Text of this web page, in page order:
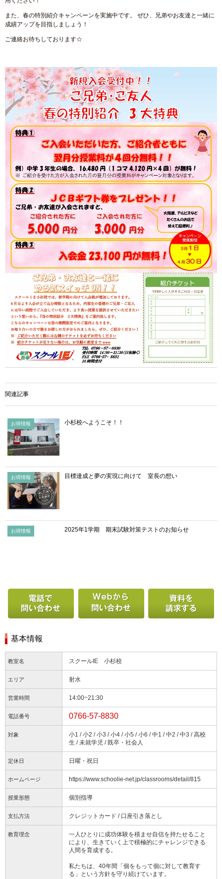
また、春の特別紹介キャンペーンを実施中です。 ぜひ、兄弟やお友達と一緒に
成績アップを目指しましょう！
ご連絡お待ちしております☆
関連記事
お得情報 小杉校へようこそ！！
お得情報 目標達成と夢の実現に向けて 室長の想い
お得情報 2025年1学期 期末試験対策テストのお知らせ
基本情報
教室名 スクールIE 小杉校
エリア 射水
営業時間 14:00~21:30
電話番号 0766-57-8830
対象
小1 / 小2 / 小3 / 小4 / 小5 / 小6 / 中1 / 中2 / 中3 / 高校
生 / 未就学児 / 既卒・社会人
定休日 日曜・祝日
ホームページ https://www.schoolie-net.jp/classrooms/detail/815
授業形態 個別指導
支払方法 クレジットカード / 口座引き落とし
教育理念
一人ひとりに成功体験を積ませ自信を持たせること
により、生きていく上で積極的にチャレンジできる
人間を育成する。
私たちは、40年間「個をもって個に対して教育す
る」という方針を守り続けています。